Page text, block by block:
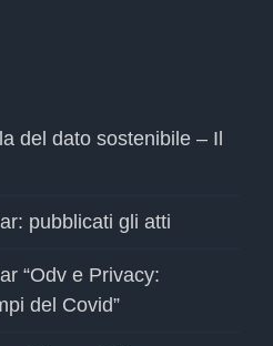
del dato sostenibile – Il
pubblicati gli atti
“Odv e Privacy:
del Covid”